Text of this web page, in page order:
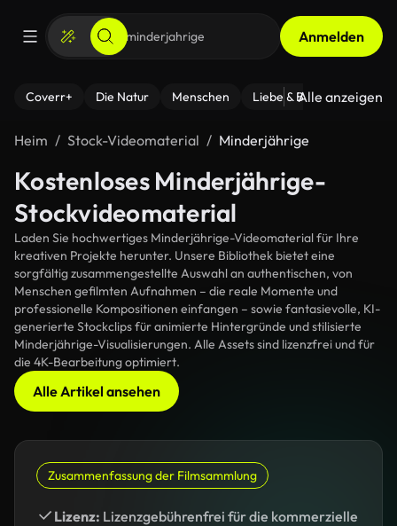
Anmelden
Coverr+ Die Natur Menschen Liebe & Beziehungen
Alle anzeigen
Heim Stock-Videomaterial Minderjährige
Kostenloses Minderjährige-
Stockvideomaterial
Laden Sie hochwertiges Minderjährige-Videomaterial für Ihre
kreativen Projekte herunter. Unsere Bibliothek bietet eine
sorgfältig zusammengestellte Auswahl an authentischen, von
Menschen gefilmten Aufnahmen – die reale Momente und
professionelle Kompositionen einfangen – sowie fantasievolle, KI-
generierte Stockclips für animierte Hintergründe und stilisierte
Minderjährige-Visualisierungen. Alle Assets sind lizenzfrei und für
die 4K-Bearbeitung optimiert.
Alle Artikel ansehen
Zusammenfassung der Filmsammlung
Lizenz: Lizenzgebührenfrei für die kommerzielle